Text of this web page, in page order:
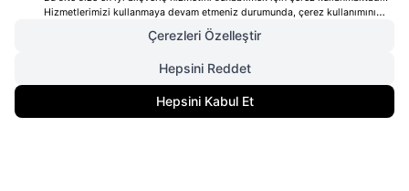
5.018,00TL
3.763,50 Gelince Haber Ver
Hizmetlerimizi kullanmaya devam etmeniz durumunda, çerez kullanımını
kabul ettiğinizi varsayacağız. Çerezler hakkında daha fazla bilgi ve nasıl
reddedeceğinizi öğrenmek içintıklayınız
Çerezleri Özelleştir
Hepsini Reddet
Hepsini Kabul Et